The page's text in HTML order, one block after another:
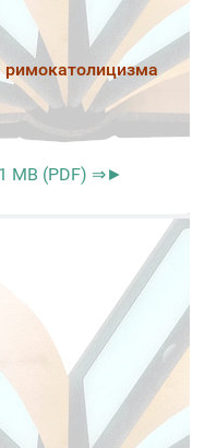
римокатолицизма
MB (PDF) ⇒►